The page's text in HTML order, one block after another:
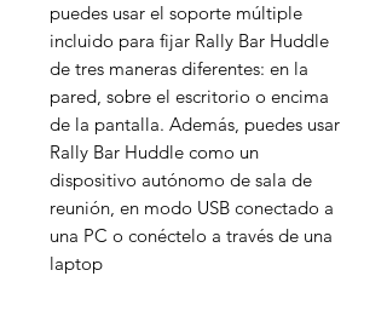
puedes usar el soporte múltiple
incluido para fijar Rally Bar Huddle
de tres maneras diferentes: en la
pared, sobre el escritorio o encima
de la pantalla. Además, puedes usar
Rally Bar Huddle como un
dispositivo autónomo de sala de
reunión, en modo USB conectado a
una PC o conéctelo a través de una
laptop